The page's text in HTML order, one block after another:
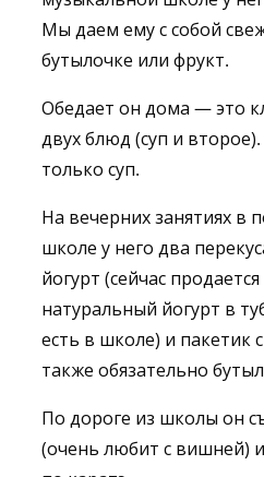
Мы даем ему с собой
бутылочке или фрукт.
Обедает он дома — это
двух блюд (суп и
только суп.
На вечерних занятиях в
школе у него два
йогурт (сейчас
натуральный йогурт в
есть в школе) и пакетик
также обязательно
По дороге из школы он
(очень любит с вишней)